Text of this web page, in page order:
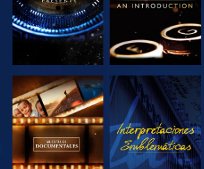
EXPLORA LAS
SERIES
VE